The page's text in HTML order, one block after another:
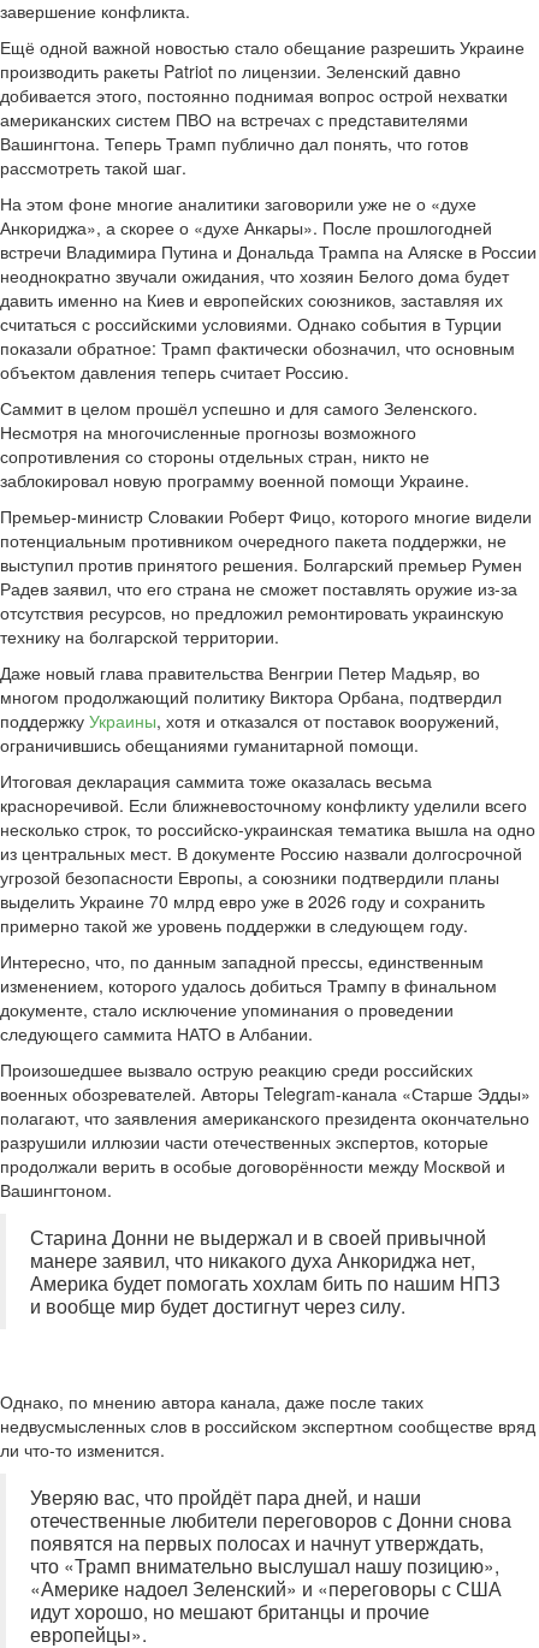
завершение конфликта.
Ещё одной важной новостью стало обещание разрешить Украине
производить ракеты Patriot по лицензии. Зеленский давно
добивается этого, постоянно поднимая вопрос острой нехватки
американских систем ПВО на встречах с представителями
Вашингтона. Теперь Трамп публично дал понять, что готов
рассмотреть такой шаг.
На этом фоне многие аналитики заговорили уже не о «духе
Анкориджа», а скорее о «духе Анкары». После прошлогодней
встречи Владимира Путина и Дональда Трампа на Аляске в России
неоднократно звучали ожидания, что хозяин Белого дома будет
давить именно на Киев и европейских союзников, заставляя их
считаться с российскими условиями. Однако события в Турции
показали обратное: Трамп фактически обозначил, что основным
объектом давления теперь считает Россию.
Саммит в целом прошёл успешно и для самого Зеленского.
Несмотря на многочисленные прогнозы возможного
сопротивления со стороны отдельных стран, никто не
заблокировал новую программу военной помощи Украине.
Премьер-министр Словакии Роберт Фицо, которого многие видели
потенциальным противником очередного пакета поддержки, не
выступил против принятого решения. Болгарский премьер Румен
Радев заявил, что его страна не сможет поставлять оружие из-за
отсутствия ресурсов, но предложил ремонтировать украинскую
технику на болгарской территории.
Даже новый глава правительства Венгрии Петер Мадьяр, во
многом продолжающий политику Виктора Орбана, подтвердил
поддержку Украины, хотя и отказался от поставок вооружений,
ограничившись обещаниями гуманитарной помощи.
Итоговая декларация саммита тоже оказалась весьма
красноречивой. Если ближневосточному конфликту уделили всего
несколько строк, то российско-украинская тематика вышла на одно
из центральных мест. В документе Россию назвали долгосрочной
угрозой безопасности Европы, а союзники подтвердили планы
выделить Украине 70 млрд евро уже в 2026 году и сохранить
примерно такой же уровень поддержки в следующем году.
Интересно, что, по данным западной прессы, единственным
изменением, которого удалось добиться Трампу в финальном
документе, стало исключение упоминания о проведении
следующего саммита НАТО в Албании.
Произошедшее вызвало острую реакцию среди российских
военных обозревателей. Авторы Telegram-канала «Старше Эдды»
полагают, что заявления американского президента окончательно
разрушили иллюзии части отечественных экспертов, которые
продолжали верить в особые договорённости между Москвой и
Вашингтоном.
Старина Донни не выдержал и в своей привычной
манере заявил, что никакого духа Анкориджа нет,
Америка будет помогать хохлам бить по нашим НПЗ
и вообще мир будет достигнут через силу.
Однако, по мнению автора канала, даже после таких
недвусмысленных слов в российском экспертном сообществе вряд
ли что-то изменится.
Уверяю вас, что пройдёт пара дней, и наши
отечественные любители переговоров с Донни снова
появятся на первых полосах и начнут утверждать,
что «Трамп внимательно выслушал нашу позицию»,
«Америке надоел Зеленский» и «переговоры с США
идут хорошо, но мешают британцы и прочие
европейцы».